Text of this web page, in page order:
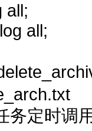
all;
all;
务定时调